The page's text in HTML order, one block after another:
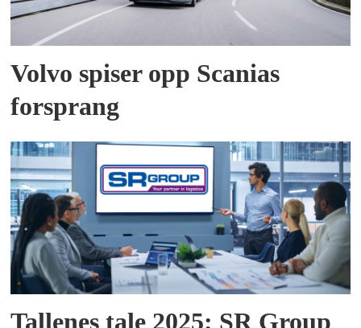
Volvo spiser opp Scanias
forsprang
Tallenes tale 2025: SR Group